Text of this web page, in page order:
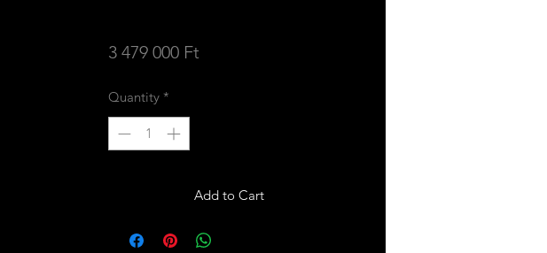
3 479 000 FtPrice
Quantity *
Add to Cart